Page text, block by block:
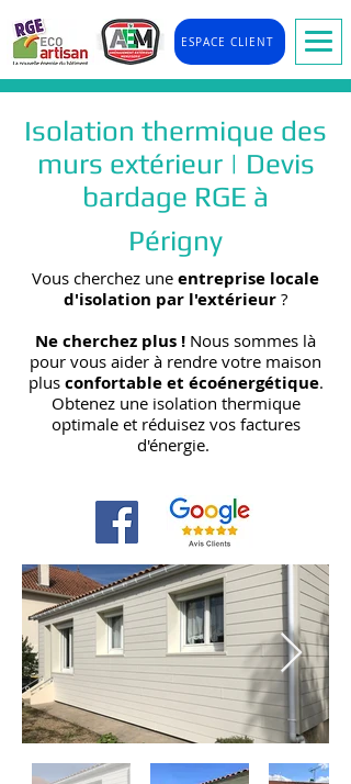
ESPACE CLIENT
Isolation thermique des
murs extérieur | Devis
bardage RGE à
Périgny
Vous cherchez une entreprise locale
d'isolation par l'extérieur ?
Ne cherchez plus ! Nous sommes là
pour vous aider à rendre votre maison
plus confortable et écoénergétique.
Obtenez une isolation thermique
optimale et réduisez vos factures
d'énergie.